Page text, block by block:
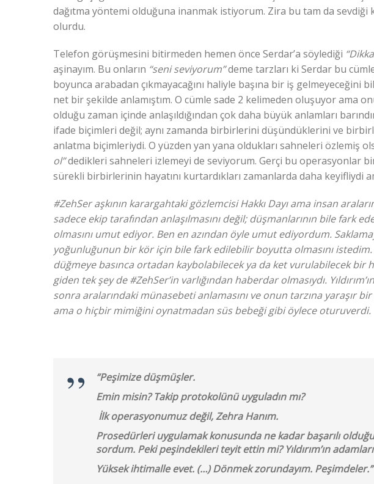
dağıtma yöntemi olduğuna inanmak istiyorum. Zira bu tam da sevdiği
olurdu.
Telefon görüşmesini bitirmeden hemen önce Serdar’a söylediği
aşinayım. Bu onların “seni seviyorum”deme tarzları ki Serdar bu
boyunca arabadan çıkmayacağını haliyle başına bir iş gelmeyeceğini
net bir şekilde anlamıştım. O cümle sade 2 kelimeden oluşuyor ama
olduğu zaman içinde anlaşıldığından çok daha büyük anlamları
ifade biçimleri değil; aynı zamanda birbirlerini düşündüklerini ve
anlatma biçimleriydi. O yüzden yan yana oldukları sahneleri özlemiş
ol”dedikleri sahneleri izlemeyi de seviyorum. Gerçi bu operasyonlar
sürekli birbirlerinin hayatını kurtardıkları zamanlarda daha keyifliydi
#ZehSer aşkının karargahtaki gözlemcisi Hakkı Dayı ama insan
sadece ekip tarafından anlaşılmasını değil; düşmanlarının bile fark
olmasını umut ediyor. Ben en azından öyle umut ediyordum.
yoğunluğunun bir kör için bile fark edilebilir boyutta olmasını istedim.
düğmeye basınca ortadan kaybolabilecek ya da ket vurulabilecek bir
giden tek şey de #ZehSer’in varlığından haberdar olmasıydı.
sonra aralarındaki münasebeti anlamasını ve onun tarzına yaraşır
ama o hiçbir mimiğini oynatmadan süs bebeği gibi öylece oturuverdi.
“Peşimize düşmüşler.
Emin misin? Takip protokolünü uyguladın mı?
İlk operasyonumuz değil, Zehra Hanım.
Prosedürleri uygulamak konusunda ne kadar başarılı
sordum. Peki peşindekileri teyit ettin mi? Yıldırım’ın adamları
Yüksek ihtimalle evet. (…) Dönmek zorundayım. Peşimdeler.”